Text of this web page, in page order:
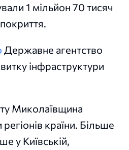
1 мільйон 70 тисяч
Державне агентство
інфраструктури
Миколаївщина
країни. Більше
у Київській,